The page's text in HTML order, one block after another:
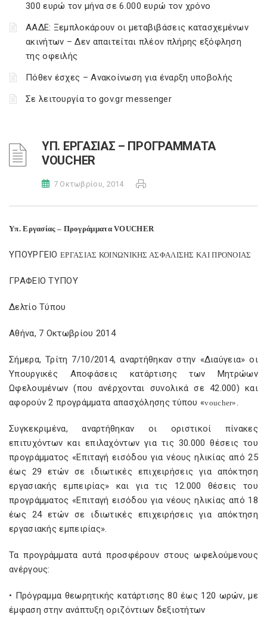
300 ευρώ τον μήνα σε 6.000 ευρώ τον χρόνο
ΑΑΔΕ: Ξεμπλοκάρουν οι μεταβιβάσεις κατασχεμένων
ακινήτων – Δεν απαιτείται πλέον πλήρης εξόφληση
της οφειλής
Πόθεν έσχες – Ανακοίνωση για έναρξη υποβολής
Σε λειτουργία το gov.gr messenger
ΥΠ. ΕΡΓΑΣΙΑΣ – ΠΡΟΓΡΑΜΜΑΤΑ
VOUCHER
7 Οκτωβρίου, 2014
Υπ. Εργασίας – ΠρογράμματαVOUCHER
ΥΠΟΥΡΓΕΙΟ EΡΓΑΣΙΑΣ ΚΟΙΝΩΝΙΚΗΣ ΑΣΦΑΛΙΣΗΣ ΚΑΙ ΠΡΟΝΟΙΑΣ
ΓΡΑΦΕΙΟ ΤΥΠΟΥ
Δελτίο Τύπου
Αθήνα, 7 Οκτωβρίου 2014
Σήμερα, Τρίτη 7/10/2014, αναρτήθηκαν στην «Διαύγεια» οι
Υπουργικές Αποφάσεις κατάρτισης των Μητρώων
Ωφελουμένων (που ανέρχονται συνολικά σε 42.000) και
αφορούν 2 προγράμματα απασχόλησης τύπου «voucher».
Συγκεκριμένα, αναρτήθηκαν οι οριστικοί πίνακες
επιτυχόντων και επιλαχόντων για τις 30.000 θέσεις του
προγράμματος «Επιταγή εισόδου για νέους ηλικίας από 25
έως 29 ετών σε ιδιωτικές επιχειρήσεις για απόκτηση
εργασιακής εμπειρίας» και για τις 12.000 θέσεις του
προγράμματος «Επιταγή εισόδου για νέους ηλικίας από 18
έως 24 ετών σε ιδιωτικές επιχειρήσεις για απόκτηση
εργασιακής εμπειρίας».
Τα προγράμματα αυτά προσφέρουν στους ωφελούμενους
ανέργους:
• Πρόγραμμα θεωρητικής κατάρτισης 80 έως 120 ωρών, με
έμφαση στην ανάπτυξη οριζόντιων δεξιοτήτων